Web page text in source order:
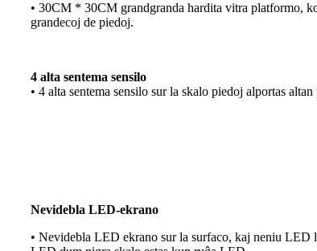
• 30CM * 30CM grandgranda hardita vitra platformo,
grandecoj de piedoj.
4 alta sentema sensilo
• 4 alta sentema sensilo sur la skalo piedoj alportas
Nevidebla LED-ekrano
• Nevidebla LED ekrano sur la surfaco, kaj neniu LED